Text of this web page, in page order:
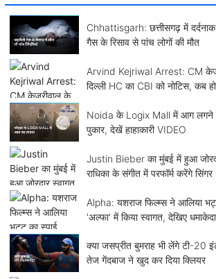
Chhattisgarh: छत्तीसगढ़ में दर्दनाक
गैस के रिसाव से पांच लोगों की मौत
Arvind Kejriwal Arrest: CM
दिल्ली HC का CBI को नोटिस, कब
Noida के Logix Mall में आग लगने
पुकार, देखें हाहाकारी VIDEO
Justin Bieber का मुंबई में हुआ
राधिका के संगीत में परफॉर्म करेंगे सिंगर
Alpha: यशराज फिल्म्स ने आलिया
'अल्फा' में किया स्वागत, देखिए
क्या जसप्रीत बुमराह भी लेंगे टी-20
तेज गेंदबाज ने खुद कर दिया क्लियर